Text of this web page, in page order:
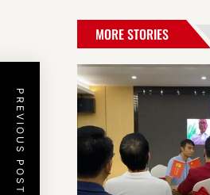
PREVIOUS POST
MORE STORIES